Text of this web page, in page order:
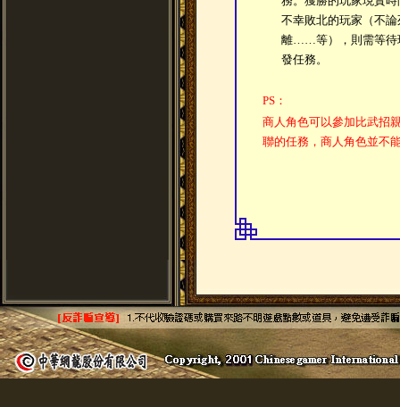
不幸敗北的玩家（不
離……等），則需等待
發任務。
PS：
商人角色可以參加比武招
聯的任務，商人角色並不